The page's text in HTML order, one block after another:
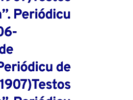
Periódicu
de